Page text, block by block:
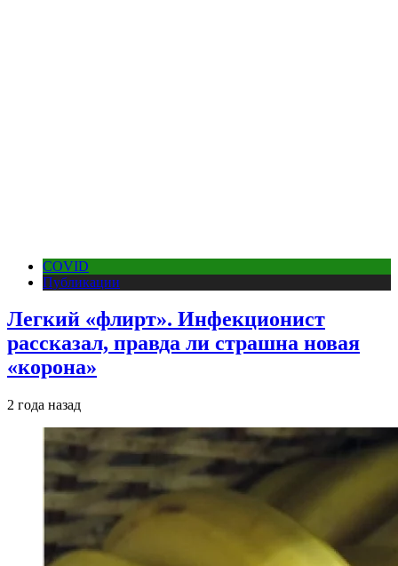
COVID
Публикации
Легкий «флирт». Инфекционист
рассказал, правда ли страшна новая
«корона»
2 года назад